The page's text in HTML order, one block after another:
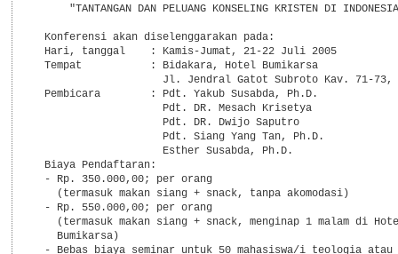
"TANTANGAN DAN PELUANG KONSELING KRISTEN DI
  Konferensi akan diselenggarakan pada:
  Hari, tanggal    : Kamis-Jumat, 21-22 Juli 2005
  Tempat           : Bidakara, Hotel Bumikarsa
Jl. Jendral Gatot Subroto Kav. 71-73,
  Pembicara        : Pdt. Yakub Susabda, Ph.D.
                     Pdt. DR. Mesach Krisetya
                     Pdt. DR. Dwijo Saputro
                     Pdt. Siang Yang Tan, Ph.D.
                     Esther Susabda, Ph.D.
  Biaya Pendaftaran:
  - Rp. 350.000,00; per orang
    (termasuk makan siang + snack, tanpa akomodasi)
  - Rp. 550.000,00; per orang
(termasuk makan siang + snack, menginap 1 malam di
    Bumikarsa)
- Bebas biaya seminar untuk 50 mahasiswa/i teologia atau